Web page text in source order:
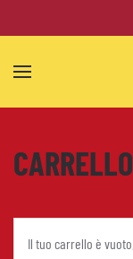
Skip to main content
CARRELLO
Il tuo carrello è vuoto.